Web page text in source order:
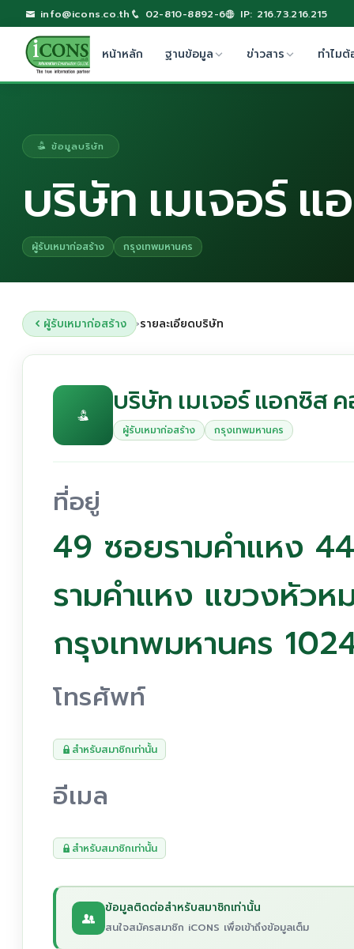
info@icons.co.th 02-810-8892-6 IP: 216.73.216.215
หน้าหลัก ฐานข้อมูล ข่าวสาร ทำไมต้
ข้อมูลบริษัท
บริษัท เมเจอร์
ผู้รับเหมาก่อสร้าง กรุงเทพมหานคร
ผู้รับเหมาก่อสร้าง ›รายละเอียดบริษัท
บริษัท เมเจอร์ แอกซิส
ผู้รับเหมาก่อสร้าง กรุงเทพมหานคร
ที่อยู่
49 ซอยรามคำแหง
รามคำแหง แขวงหัวห
กรุงเทพมหานคร
โทรศัพท์
สำหรับสมาชิกเท่านั้น
อีเมล
สำหรับสมาชิกเท่านั้น
ข้อมูลติดต่อสำหรับสมาชิกเท่านั้น
สนใจสมัครสมาชิก iCONS เพื่อเข้าถึงข้อมูลเต็ม